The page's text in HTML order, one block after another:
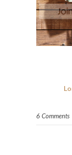
6 Comments